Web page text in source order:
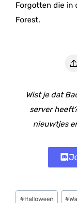
Forgotten die in
Forest.
Wist je dat
server
nieuwtjes
Bericht
#Halloween #